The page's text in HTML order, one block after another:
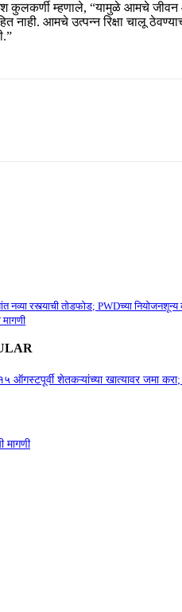
कुलकर्णी म्हणाले, “यामुळे आमचे
आमचे उत्पन्न रिक्षा चालू
नव्या रस्त्याची तोडफोड; PWDच्या
मागणी
ऑगस्टपूर्वी शेतकऱ्यांच्या खात्यावर जमा
मागणी